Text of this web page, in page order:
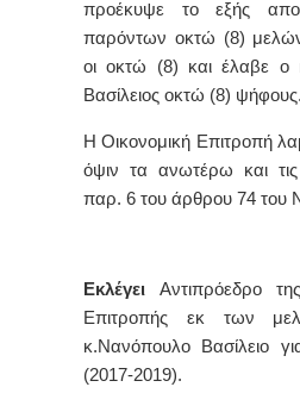
προέκυψε το εξής
παρόντων οκτώ (8)
οι οκτώ (8) και έλαβε ο
Βασίλειος οκτώ (8) ψήφους.
Η Οικονομική Επιτροπή
όψιν τα ανωτέρω και τις
παρ. 6 του άρθρου 74 του
Εκλέγει Αντιπρόεδρο
Επιτροπής εκ των
κ.Νανόπουλο Βασίλειο
(2017-2019).